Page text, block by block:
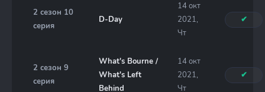
2 сезон 10
серия
D-Day
14 окт
2021,
Чт
✔
2 сезон 9
серия
What's Bourne /
What's Left
Behind
14 окт
2021,
Чт
✔